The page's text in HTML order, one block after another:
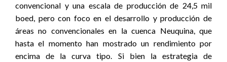
convencional y una escala de producción de 24,5 mil
boed, pero con foco en el desarrollo y producción de
áreas no convencionales en la cuenca Neuquina, que
hasta el momento han mostrado un rendimiento por
encima de la curva tipo. Si bien la estrategia de